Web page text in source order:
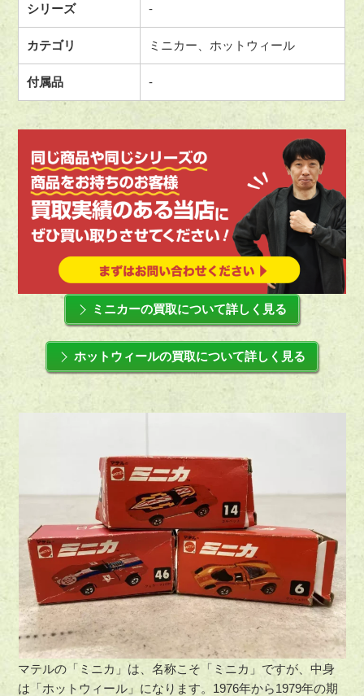
シリーズ -
カテゴリ ミニカー、ホットウィール
付属品 -
ミニカーの買取について詳しく見る
ホットウィールの買取について詳しく見る
マテルの「ミニカ」は、名称こそ「ミニカ」ですが、中身
は「ホットウィール」になります。1976年から1979年の期